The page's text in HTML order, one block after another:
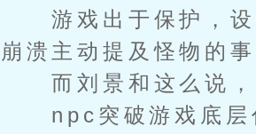
游戏出于保护，设
崩溃主动提及怪物的
而刘景和这么说，
npc突破游戏底层